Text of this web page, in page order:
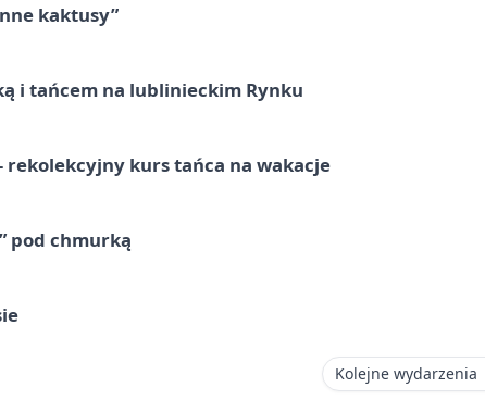
kaktusy”
i tańcem na lublinieckim Rynku
rekolekcyjny kurs tańca na wakacje
pod chmurką
Kolejne wydarzenia